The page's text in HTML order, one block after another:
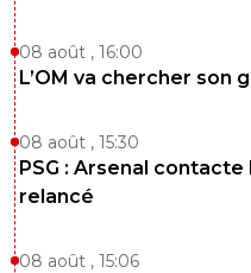
08 août , 16:00
L’OM va chercher son
08 août , 15:30
PSG : Arsenal
relancé
08 août , 15:06